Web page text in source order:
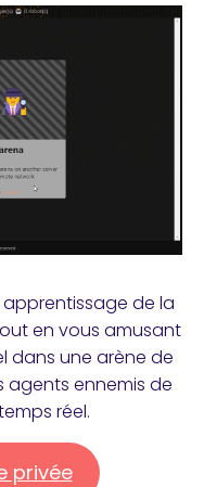
de la
en vous amusant
dans une arène de
agents ennemis de
réel.
privée